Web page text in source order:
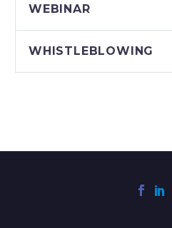
WEBINAR
WHISTLEBLOWING